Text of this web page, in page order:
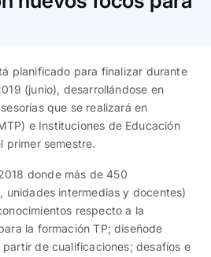
|English
English
English
|English
|English
|English
planificado para finalizar durante
(junio), desarrollándose en
que se realizará en
e Instituciones de Educación
primer semestre.
donde más de 450
unidades intermedias y docentes)
respecto a la
la formación TP; diseñode
de cualificaciones; desafíos e